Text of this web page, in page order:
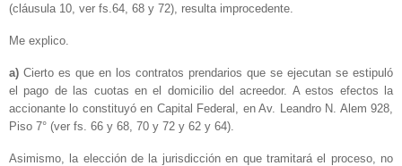
(cláusula 10, ver fs.64, 68 y 72), resulta improcedente.
Me explico.
a) Cierto es que en los contratos prendarios que se ejecutan se estipuló
el pago de las cuotas en el domicilio del acreedor. A estos efectos la
accionante lo constituyó en Capital Federal, en Av. Leandro N. Alem 928,
Piso 7° (ver fs. 66 y 68, 70 y 72 y 62 y 64).
Asimismo, la elección de la jurisdicción en que tramitará el proceso, no